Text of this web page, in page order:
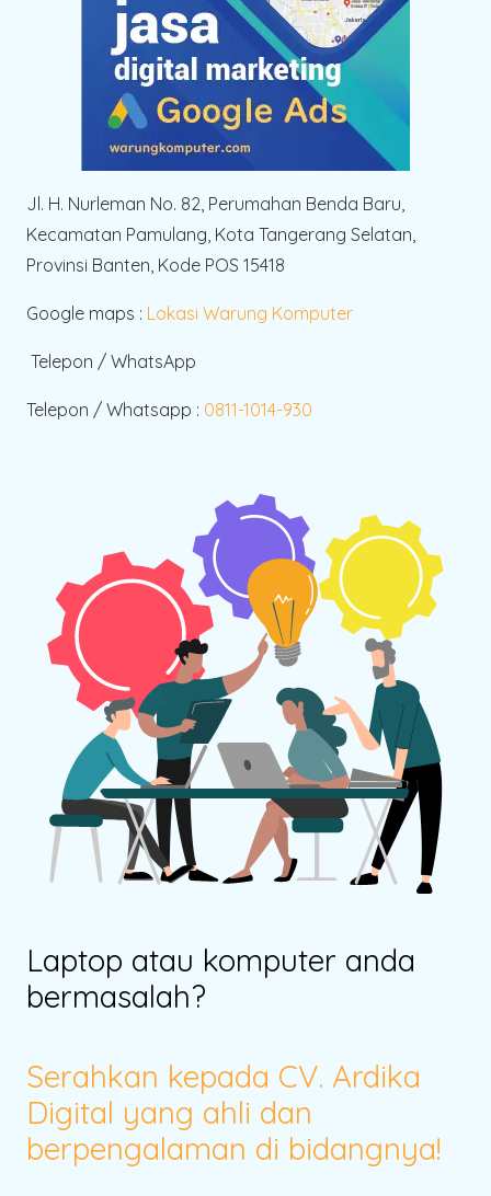
Jl. H. Nurleman No. 82, Perumahan Benda Baru,
Kecamatan Pamulang, Kota Tangerang Selatan,
Provinsi Banten, Kode POS 15418
Google maps : Lokasi Warung Komputer
Telepon / WhatsApp
Telepon / Whatsapp : 0811-1014-930
Laptop atau komputer anda
bermasalah?
Serahkan kepada CV. Ardika
Digital yang ahli dan
berpengalaman di bidangnya!